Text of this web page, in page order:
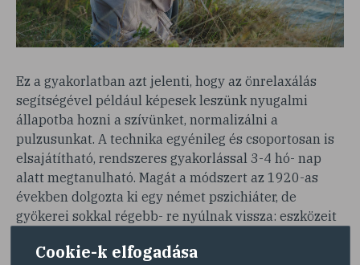
Ez a gyakorlatban azt jelenti, hogy az önrelaxálás
segítségével például képesek leszünk nyugalmi
állapotba hozni a szívünket, normalizálni a
pulzusunkat. A technika egyénileg és csoportosan is
elsajátítható, rendszeres gyakorlással 3-4 hó- nap
alatt megtanulható. Magát a módszert az 1920-as
években dolgozta ki egy német pszichiáter, de
gyökerei sokkal régebb- re nyúlnak vissza: eszközeit
külön ma is használják orvosok, pszichológusok és
Cookie-k elfogadása